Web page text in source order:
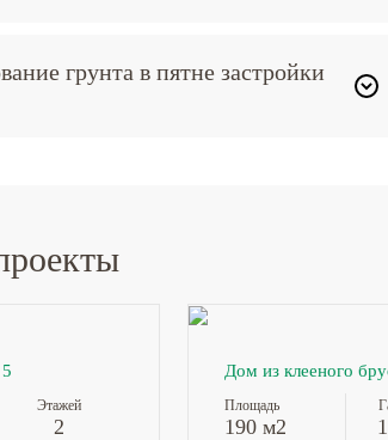
грунта в пятне застройки
Этажей
2
Дом из клееного
Площадь
190 м2